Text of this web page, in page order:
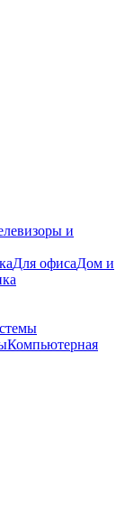
и
Для офисаДом и
Компьютерная